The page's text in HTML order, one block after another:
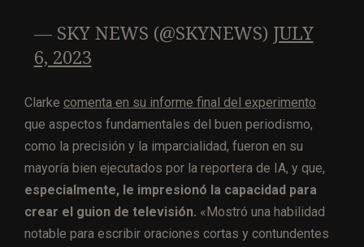
— SKY NEWS (@SKYNEWS) JULY
6, 2023
Clarke comenta en su informe final del experimento
que aspectos fundamentales del buen periodismo,
como la precisión y la imparcialidad, fueron en su
mayoría bien ejecutados por la reportera de IA, y que,
especialmente, le impresionó la capacidad para
crear el guion de televisión. «Mostró una habilidad
notable para escribir oraciones cortas y contundentes